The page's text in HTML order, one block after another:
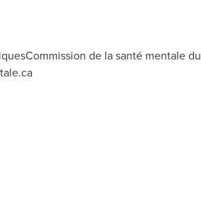
de la santé mentale du